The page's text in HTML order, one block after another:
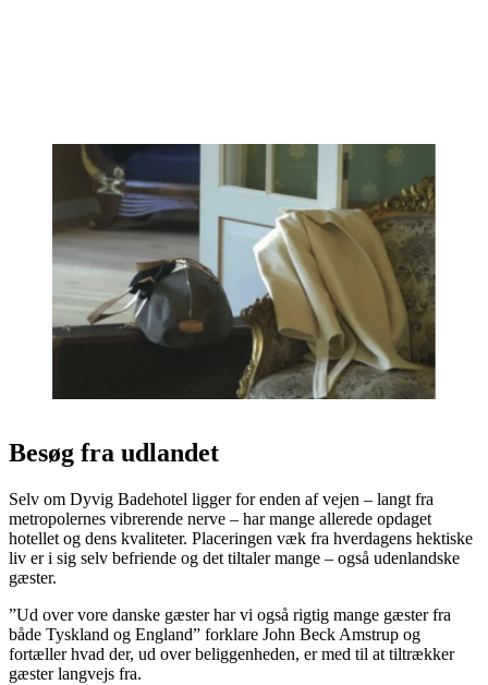
Besøg fra udlandet
Selv om Dyvig Badehotel ligger for enden af vejen – langt fra
metropolernes vibrerende nerve – har mange allerede opdaget
hotellet og dens kvaliteter. Placeringen væk fra hverdagens hektiske
liv er i sig selv befriende og det tiltaler mange – også udenlandske
gæster.
”Ud over vore danske gæster har vi også rigtig mange gæster fra
både Tyskland og England” forklare John Beck Amstrup og
fortæller hvad der, ud over beliggenheden, er med til at tiltrækker
gæster langvejs fra.